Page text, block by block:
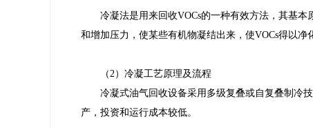
冷凝法是用来回收VOCs的一种有效方法，其基
和增加压力，使某些有机物凝结出来，使VOCs得以净
（2）冷凝工艺原理及流程
冷凝式油气回收设备采用多级复叠或自复叠制冷
产，投资和运行成本较低。